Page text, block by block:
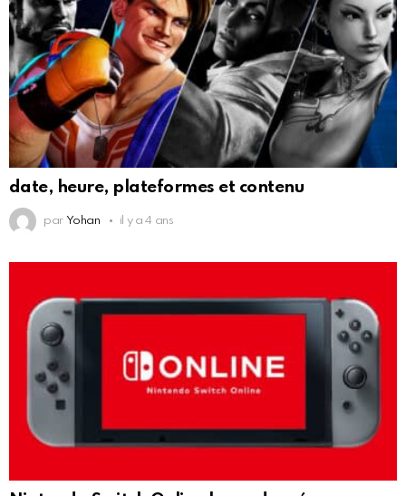
date, heure, plateformes et contenu
par Yohan il y a 4 ans